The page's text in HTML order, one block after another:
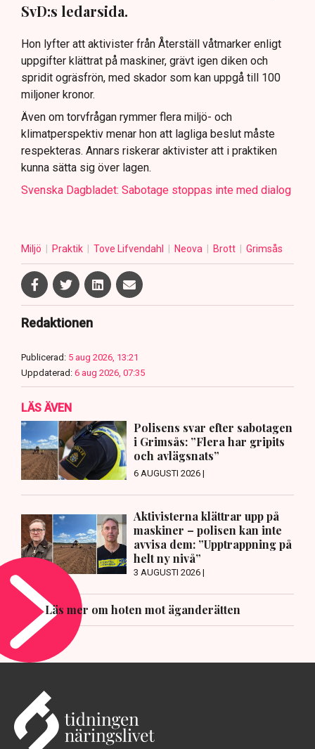
SvD:s ledarsida.
Hon lyfter att aktivister från Återställ våtmarker enligt
uppgifter klättrat på maskiner, grävt igen diken och
spridit ogräsfrön, med skador som kan uppgå till 100
miljoner kronor.
Även om torvfrågan rymmer flera miljö- och
klimatperspektiv menar hon att lagliga beslut måste
respekteras. Annars riskerar aktivister att i praktiken
kunna sätta sig över lagen.
Svenska Dagbladet: Sabotage stoppas inte med dialog
Miljö Praktik Tove Lifvendahl Neova Brott Grimsås
Redaktionen
Publicerad: 5 aug 2026, 13:21
Uppdaterad: 6 aug 2026, 07:35
LÄS ÄVEN
Polisens svar efter sabotagen
i Grimsås: ”Flera har gripits
och avlägsnats”
6 AUGUSTI 2026 |
Aktivisterna klättrar upp på
maskiner – polisen kan inte
avvisa dem: ”Upptrappning på
helt ny nivå”
3 AUGUSTI 2026 |
Läs mer om hoten mot äganderätten